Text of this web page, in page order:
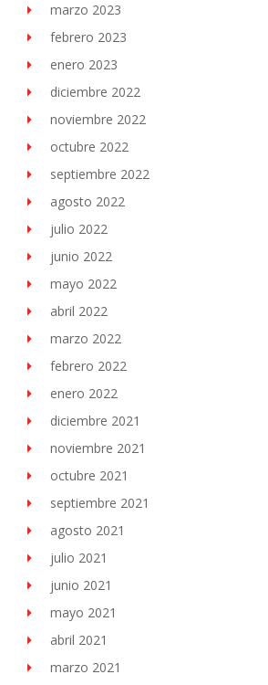
marzo 2023
febrero 2023
enero 2023
diciembre 2022
noviembre 2022
octubre 2022
septiembre 2022
agosto 2022
julio 2022
junio 2022
mayo 2022
abril 2022
marzo 2022
febrero 2022
enero 2022
diciembre 2021
noviembre 2021
octubre 2021
septiembre 2021
agosto 2021
julio 2021
junio 2021
mayo 2021
abril 2021
marzo 2021